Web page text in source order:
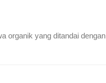
organik yang ditandai dengan